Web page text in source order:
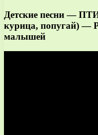
Детские песни —
курица, попугай) —
малышей